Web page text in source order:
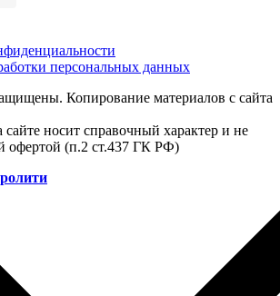
персональных данных
Копирование материалов с сайта
носит справочный характер и не
офертой (п.2 ст.437 ГК РФ)